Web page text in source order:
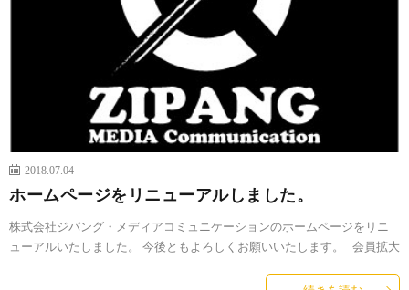
2018.07.04
ホームページをリニューアルしました。
株式会社ジパング・メディアコミュニケーションのホームページをリニ
ューアルいたしました。 今後ともよろしくお願いいたします。 会員拡大